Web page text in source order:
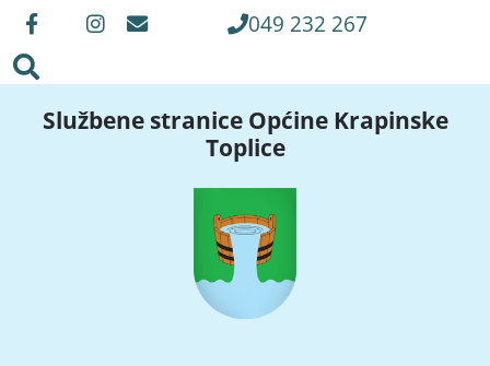
049 232 267
Službene stranice Općine Krapinske
Toplice